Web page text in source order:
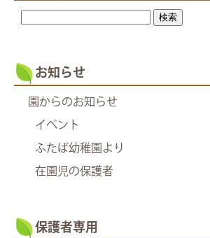
お知らせ
園からのお知らせ
イベント
ふたば幼稚園より
在園児の保護者
保護者専用